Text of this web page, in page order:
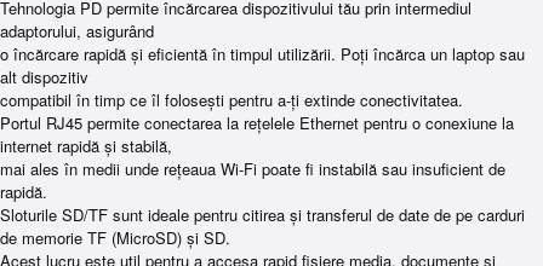
Tehnologia PD permite încărcarea dispozitivului tău prin intermediul
adaptorului, asigurând
o încărcare rapidă și eficientă în timpul utilizării. Poți încărca un laptop sau
alt dispozitiv
compatibil în timp ce îl folosești pentru a-ți extinde conectivitatea.
Portul RJ45 permite conectarea la rețelele Ethernet pentru o conexiune la
internet rapidă și stabilă,
mai ales în medii unde rețeaua Wi-Fi poate fi instabilă sau insuficient de
rapidă.
Sloturile SD/TF sunt ideale pentru citirea și transferul de date de pe carduri
de memorie TF (MicroSD) și SD.
Acest lucru este util pentru a accesa rapid fișiere media, documente și